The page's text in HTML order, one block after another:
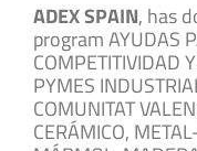
ADEX SPAIN, has
program AYUDAS
COMPETITIVIDAD
PYMES
COMUNITAT
CERÁMICO,